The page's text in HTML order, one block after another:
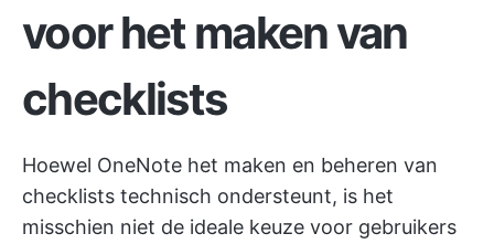
voor het maken van
checklists
Hoewel OneNote het maken en beheren van
checklists technisch ondersteunt, is het
misschien niet de ideale keuze voor gebruikers